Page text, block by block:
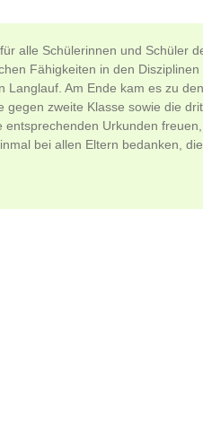
alle Schülerinnen und Schüler
Fähigkeiten in den
Am Ende kam es zu
zweite Klasse sowie die
Urkunden
bei allen Eltern bedanken,